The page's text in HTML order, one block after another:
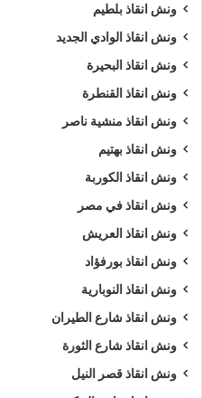
ونش انقاذ بلطيم
ونش انقاذ الوادي الجديد
ونش انقاذ البحيرة
ونش انقاذ القنطرة
ونش انقاذ منشية ناصر
ونش انقاذ بهتيم
ونش انقاذ الكوربة
ونش انقاذ في مصر
ونش انقاذ العريش
ونش انقاذ بورفؤاد
ونش انقاذ النوبارية
ونش انقاذ شارع الطيران
ونش انقاذ شارع الثورة
ونش انقاذ قصر النيل